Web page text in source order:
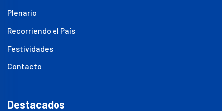
Plenario
Recorriendo el País
Festividades
Contacto
Destacados